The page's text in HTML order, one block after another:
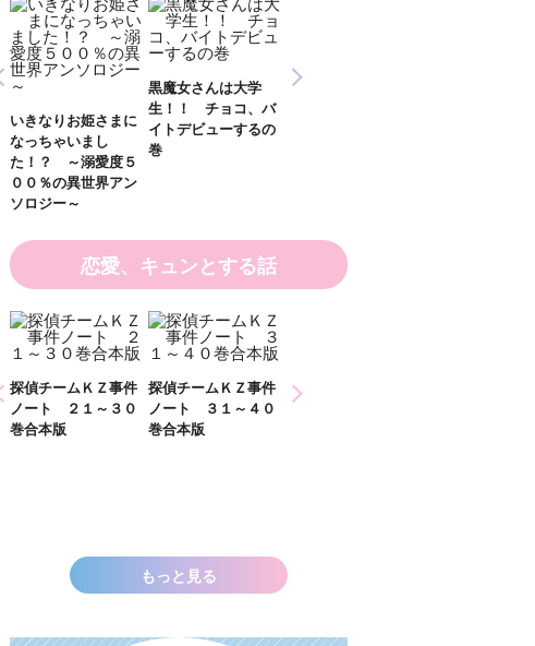
黒魔女さんは大学
イトデビューするの
巻
１～１１ 全１１巻
合本版
妖界ナビ・ルナ１～
恋愛、キュンとする話
探偵チームＫＺ事件
ノート ３１～４０
巻合本版
探偵チームＫＺ事件
ノート １１～２０
巻合本版
もっと見る